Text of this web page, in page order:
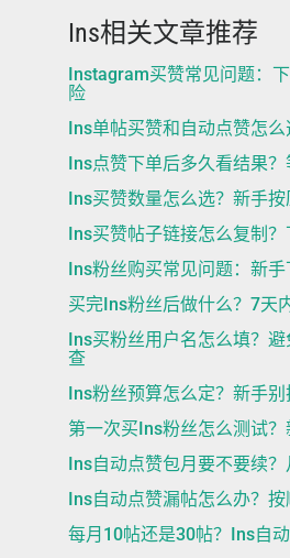
Ins相关文章推荐
Instagram买赞常见问题：
险
Ins单帖买赞和自动点赞怎
Ins点赞下单后多久看结果
Ins买赞数量怎么选？新手
Ins买赞帖子链接怎么复制
Ins粉丝购买常见问题：新
买完Ins粉丝后做什么？7天
Ins买粉丝用户名怎么填？
查
Ins粉丝预算怎么定？新手
第一次买Ins粉丝怎么测试
Ins自动点赞包月要不要续
Ins自动点赞漏帖怎么办？
每月10帖还是30帖？Ins自